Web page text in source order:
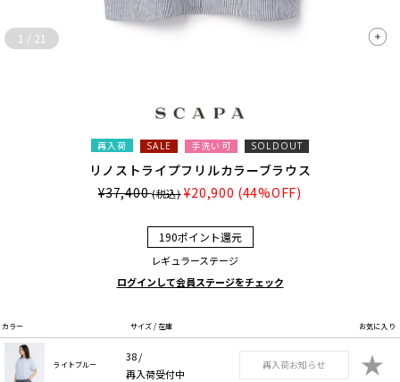
1 / 21
再入荷 SALE 手洗い可 SOLDOUT
リノストライプフリルカラーブラウス
¥37,400(税込) ¥20,900 (44%OFF)
190ポイント還元
レギュラーステージ
ログインして会員ステージをチェック
カラー サイズ / 在庫 お気に入り
ライトブルー
38 /
再入荷受付中
再入荷お知らせ ★